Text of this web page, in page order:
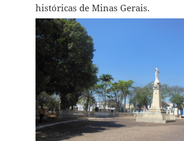
históricas de Minas Gerais.